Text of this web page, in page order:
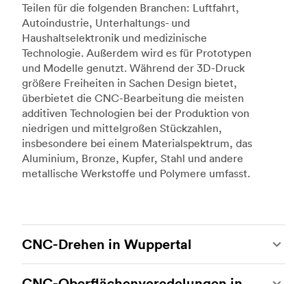
Teilen für die folgenden Branchen: Luftfahrt,
Autoindustrie, Unterhaltungs- und
Haushaltselektronik und medizinische
Technologie. Außerdem wird es für Prototypen
und Modelle genutzt. Während der 3D-Druck
größere Freiheiten in Sachen Design bietet,
überbietet die CNC-Bearbeitung die meisten
additiven Technologien bei der Produktion von
niedrigen und mittelgroßen Stückzahlen,
insbesondere bei einem Materialspektrum, das
Aluminium, Bronze, Kupfer, Stahl und andere
metallische Werkstoffe und Polymere umfasst.
CNC-Drehen in Wuppertal